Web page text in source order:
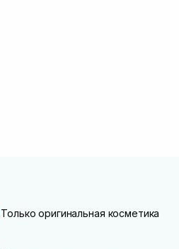
Только оригинальная косметика